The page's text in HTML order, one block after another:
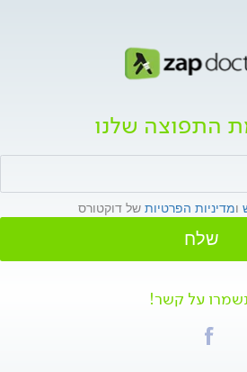
התפוצה שלנו
ומדיניות הפרטיות של דוקטורס
שלח
על קשר!